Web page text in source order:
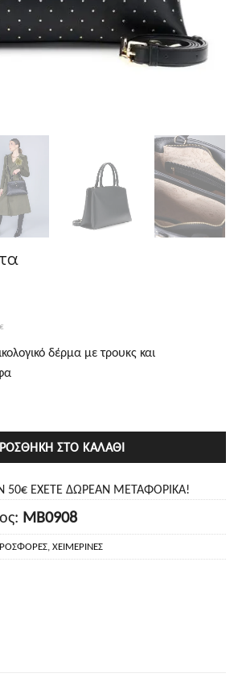
€
δέρμα με τρουκς και
ΣΤΟ ΚΑΛΆΘΙ
ΕΧΕΤΕ ΔΩΡΕΑΝ ΜΕΤΑΦΟΡΙΚΑ!
MB0908
, ΧΕΙΜΕΡΙΝΕΣ